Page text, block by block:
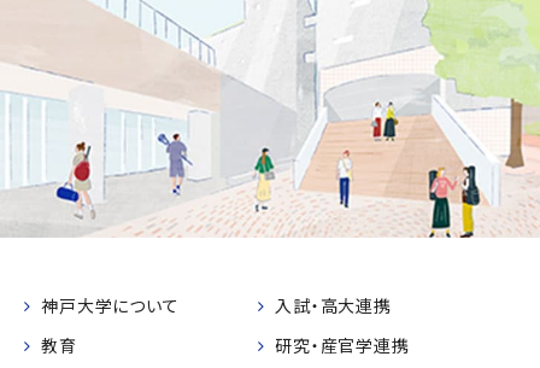
神戸大学について
入試・高大連携
教育
研究・産官学連携